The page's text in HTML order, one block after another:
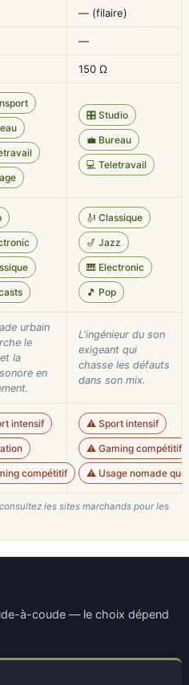
— (filaire)
—
150 Ω
🎛️ Studio
💼 Bureau
💻 Teletravail
🎻 Classique
🎷 Jazz
🎹 Electronic
🎵 Pop
urbain
le
la
en
L'ingénieur du son
exigeant qui
chasse les défauts
dans son mix.
intensif
compétitif
⚠️ Sport intensif
⚠️ Gaming compétitif
⚠️ Usage nomade
les sites marchands pour les
à-coude — le choix dépend